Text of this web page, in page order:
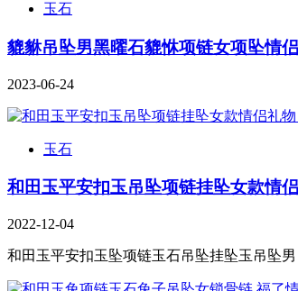
玉石
貔貅吊坠男黑曜石貔恘项链女项坠情
2023-06-24
玉石
和田玉平安扣玉吊坠项链挂坠女款情
2022-12-04
和田玉平安扣玉坠项链玉石吊坠挂坠玉吊坠